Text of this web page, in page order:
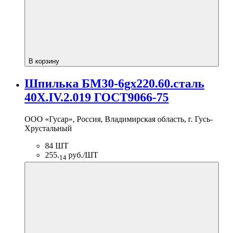
В корзину
Шпилька БМ30-6gх220.60.сталь
40Х.IV.2.019 ГОСТ9066-75
ООО «Гусар», Россия, Владимирская область, г. Гусь-
Хрустальный
84 ШТ
255.14 руб./ШТ